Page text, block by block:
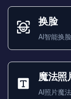
换脸
AI智能换
魔法照
AI照片魔